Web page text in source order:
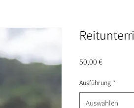
50,00 €Preis
Ausführung *
Auswählen